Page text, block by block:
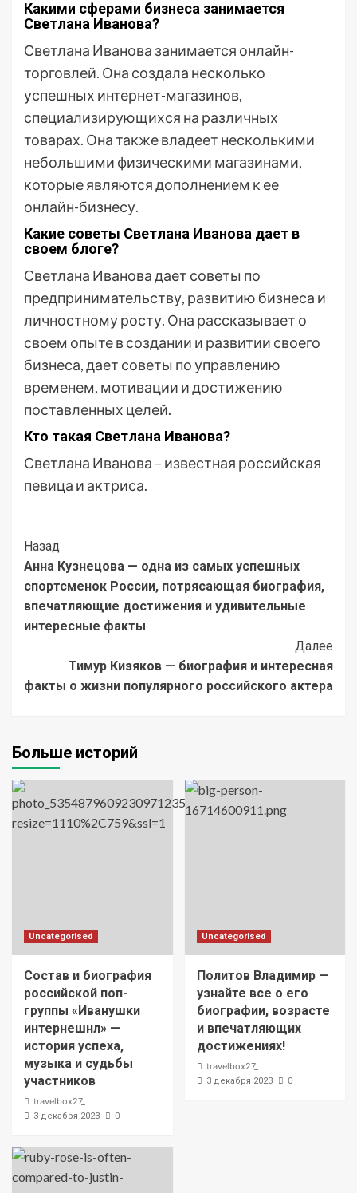
Какими сферами бизнеса занимается
Светлана Иванова?
Светлана Иванова занимается онлайн-
торговлей. Она создала несколько
успешных интернет-магазинов,
специализирующихся на различных
товарах. Она также владеет несколькими
небольшими физическими магазинами,
которые являются дополнением к ее
онлайн-бизнесу.
Какие советы Светлана Иванова дает в
своем блоге?
Светлана Иванова дает советы по
предпринимательству, развитию бизнеса и
личностному росту. Она рассказывает о
своем опыте в создании и развитии своего
бизнеса, дает советы по управлению
временем, мотивации и достижению
поставленных целей.
Кто такая Светлана Иванова?
Светлана Иванова – известная российская
певица и актриса.
Post
Navigation
Назад
Анна Кузнецова — одна из самых успешных
спортсменок России, потрясающая биография,
впечатляющие достижения и удивительные
интересные факты
Далее
Тимур Кизяков — биография и интересная
факты о жизни популярного российского актера
Больше историй
Uncategorised
Состав и биография
российской поп-
группы «Иванушки
интернешнл» —
история успеха,
музыка и судьбы
участников
travelbox27_
3 декабря 2023 0
Uncategorised
Политов Владимир —
узнайте все о его
биографии, возрасте
и впечатляющих
достижениях!
travelbox27_
3 декабря 2023 0